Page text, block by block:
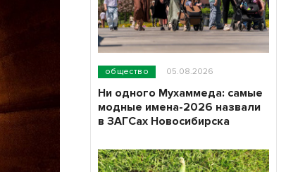
общество 05.08.2026
Ни одного Мухаммеда: самые
модные имена-2026 назвали
в ЗАГСах Новосибирска